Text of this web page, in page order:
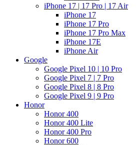
iPhone 17 | 17 Pro | 17 Air
iPhone 17
iPhone 17 Pro
iPhone 17 Pro Max
iPhone 17E
iPhone Air
Google
Google Pixel 10 | 10 Pro
Google Pixel 7 | 7 Pro
Google Pixel 8 | 8 Pro
Google Pixel 9 | 9 Pro
Honor
Honor 400
Honor 400 Lite
Honor 400 Pro
Honor 600